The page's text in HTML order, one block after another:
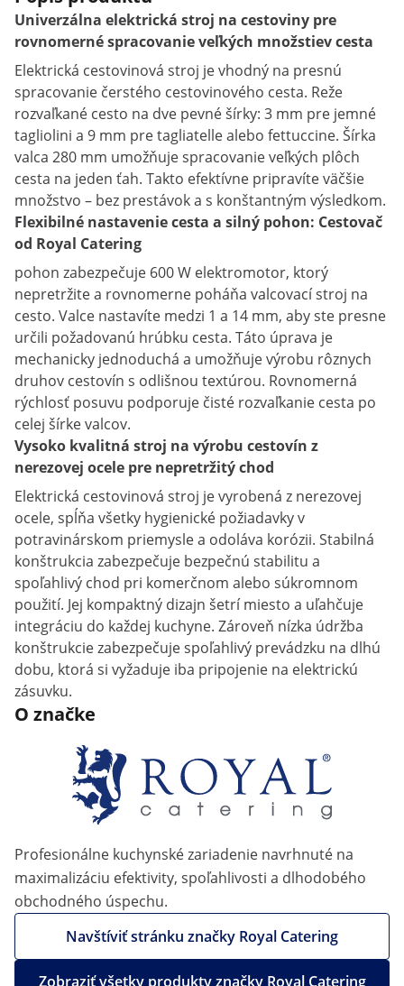
Univerzálna elektrická stroj na cestoviny pre
rovnomerné spracovanie veľkých množstiev cesta
Elektrická cestovinová stroj je vhodný na presnú
spracovanie čerstého cestovinového cesta. Reže
rozvaľkané cesto na dve pevné šírky: 3 mm pre jemné
tagliolini a 9 mm pre tagliatelle alebo fettuccine. Šírka
valca 280 mm umožňuje spracovanie veľkých plôch
cesta na jeden ťah. Takto efektívne pripravíte väčšie
množstvo – bez prestávok a s konštantným výsledkom.
Flexibilné nastavenie cesta a silný pohon: Cestovač
od Royal Catering
pohon zabezpečuje 600 W elektromotor, ktorý
nepretržite a rovnomerne poháňa valcovací stroj na
cesto. Valce nastavíte medzi 1 a 14 mm, aby ste presne
určili požadovanú hrúbku cesta. Táto úprava je
mechanicky jednoduchá a umožňuje výrobu rôznych
druhov cestovín s odlišnou textúrou. Rovnomerná
rýchlosť posuvu podporuje čisté rozvaľkanie cesta po
celej šírke valcov.
Vysoko kvalitná stroj na výrobu cestovín z
nerezovej ocele pre nepretržitý chod
Elektrická cestovinová stroj je vyrobená z nerezovej
ocele, spĺňa všetky hygienické požiadavky v
potravinárskom priemysle a odoláva korózii. Stabilná
konštrukcia zabezpečuje bezpečnú stabilitu a
spoľahlivý chod pri komerčnom alebo súkromnom
použití. Jej kompaktný dizajn šetrí miesto a uľahčuje
integráciu do každej kuchyne. Zároveň nízka údržba
konštrukcie zabezpečuje spoľahlivý prevádzku na dlhú
dobu, ktorá si vyžaduje iba pripojenie na elektrickú
zásuvku.
O značke
Profesionálne kuchynské zariadenie navrhnuté na
maximalizáciu efektivity, spoľahlivosti a dlhodobého
obchodného úspechu.
Navštíviť stránku značky Royal Catering
Zobraziť všetky produkty značky Royal Catering